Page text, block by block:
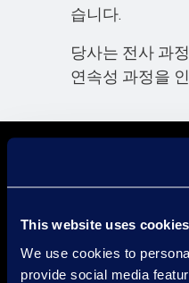
This website uses cookies
We use cookies to
provide social media
습니다.
당사는 전사 과
연속성 과정을
Epiq is the